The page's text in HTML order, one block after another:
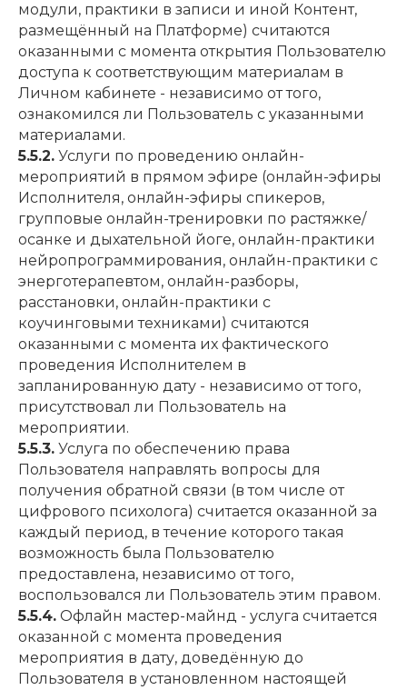
модули, практики в записи и иной Контент,
размещённый на Платформе) считаются
оказанными с момента открытия Пользователю
доступа к соответствующим материалам в
Личном кабинете - независимо от того,
ознакомился ли Пользователь с указанными
материалами.
5.5.2. Услуги по проведению онлайн-
мероприятий в прямом эфире (онлайн-эфиры
Исполнителя, онлайн-эфиры спикеров,
групповые онлайн-тренировки по растяжке/
осанке и дыхательной йоге, онлайн-практики
нейропрограммирования, онлайн-практики с
энерготерапевтом, онлайн-разборы,
расстановки, онлайн-практики с
коучинговыми техниками) считаются
оказанными с момента их фактического
проведения Исполнителем в
запланированную дату - независимо от того,
присутствовал ли Пользователь на
мероприятии.
5.5.3. Услуга по обеспечению права
Пользователя направлять вопросы для
получения обратной связи (в том числе от
цифрового психолога) считается оказанной за
каждый период, в течение которого такая
возможность была Пользователю
предоставлена, независимо от того,
воспользовался ли Пользователь этим правом.
5.5.4. Офлайн мастер-майнд - услуга считается
оказанной с момента проведения
мероприятия в дату, доведённую до
Пользователя в установленном настоящей